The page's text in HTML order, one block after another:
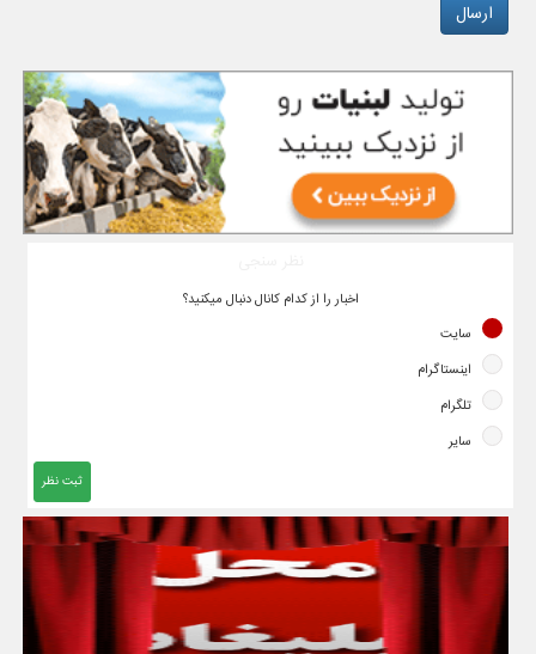
اخبار را از کدام کانال دنبال میکنید؟
سایت
اینستاگرام
تلگرام
سایر
ثبت نظر